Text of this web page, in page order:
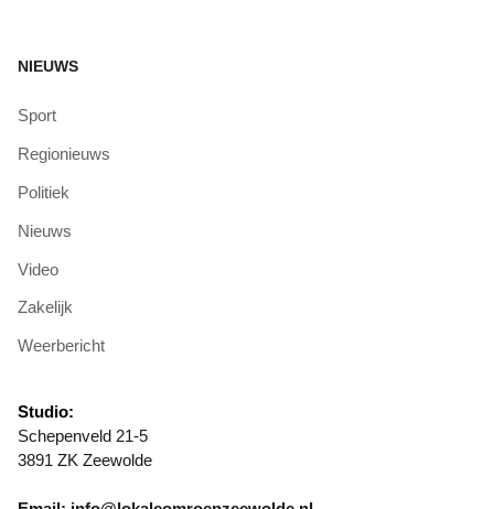
NIEUWS
Sport
Regionieuws
Politiek
Nieuws
Video
Zakelijk
Weerbericht
Studio:
Schepenveld 21-5
3891 ZK Zeewolde